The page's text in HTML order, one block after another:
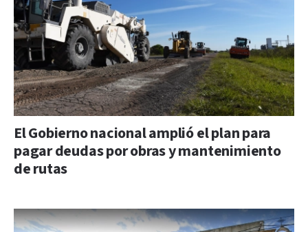
El Gobierno nacional amplió el plan para
pagar deudas por obras y mantenimiento
de rutas